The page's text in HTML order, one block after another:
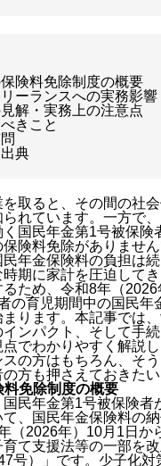
険料免除制度の概要
ーランスへの実務影響
解・実務上の注意点
きこと
典
取ると、その間の社
れています。一方で
国民年金第1号被保険
保険料免除がありませ
民年金保険料の負担は
期に家計を圧迫して
ため、令和8年（
の育児期間中の国民年
ります。本記事では
ンパクト、そして手
でわかりやすく解説
の方はもちろん、そ
方も押さえておきたい
料免除制度の概要
民年金第1号被保険者
、国民年金保険料の
（2026年）10月1日か
て支援法等の一部を
号）」です。少子化対